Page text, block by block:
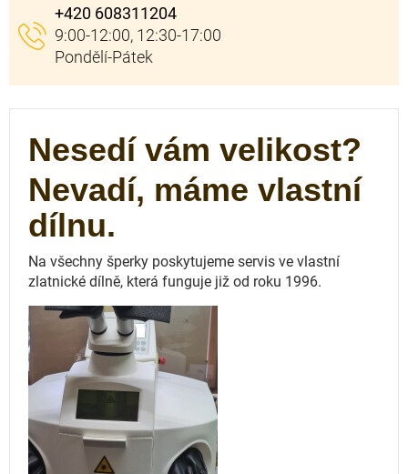
+420 608311204
Nesedí vám velikost?
Nevadí, máme vlastní
dílnu.
Na všechny šperky poskytujeme servis ve vlastní
zlatnické dílně, která funguje již od roku 1996.